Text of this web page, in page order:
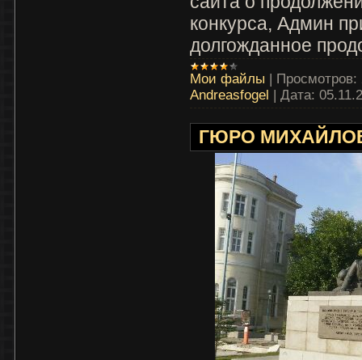
конкурса, Админ
долгожданное
Мои файлы | Просмотров:
Andreasfogel | Дата:
ГЮРО